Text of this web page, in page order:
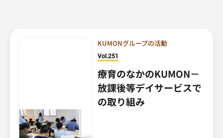
KUMONグループの活動
Vol.251
療育のなかのKUMON－
放課後等デイサービスで
の取り組み